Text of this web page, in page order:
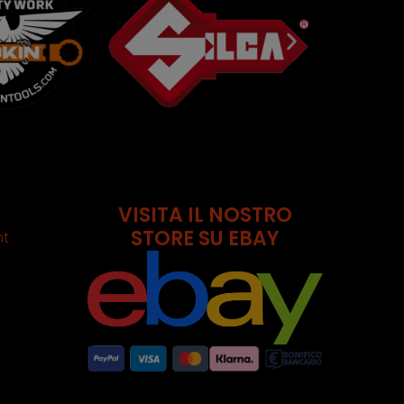
VISITA IL NOSTRO
STORE SU EBAY